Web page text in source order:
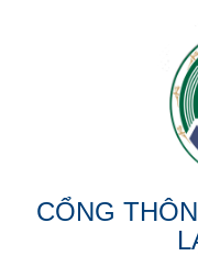
CỔNG